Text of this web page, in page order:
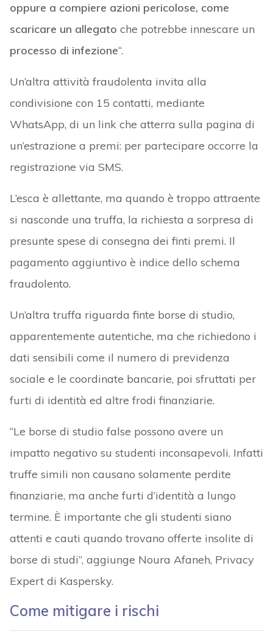
oppure a compiere azioni pericolose, come
scaricare un allegato che potrebbe innescare un
processo di infezione“.
Un’altra attività fraudolenta invita alla
condivisione con 15 contatti, mediante
WhatsApp, di un link che atterra sulla pagina di
un’estrazione a premi: per partecipare occorre la
registrazione via SMS.
L’esca è allettante, ma quando è troppo attraente
si nasconde una truffa, la richiesta a sorpresa di
presunte spese di consegna dei finti premi. Il
pagamento aggiuntivo è indice dello schema
fraudolento.
Un’altra truffa riguarda finte borse di studio,
apparentemente autentiche, ma che richiedono i
dati sensibili come il numero di previdenza
sociale e le coordinate bancarie, poi sfruttati per
furti di identità ed altre frodi finanziarie.
“Le borse di studio false possono avere un
impatto negativo su studenti inconsapevoli. Infatti
truffe simili non causano solamente perdite
finanziarie, ma anche furti d’identità a lungo
termine. È importante che gli studenti siano
attenti e cauti quando trovano offerte insolite di
borse di studi”, aggiunge Noura Afaneh, Privacy
Expert di Kaspersky.
Come mitigare i rischi